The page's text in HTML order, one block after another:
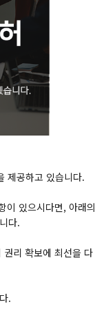
제공하고 있습니다.
이 있으시다면, 아래의
다.
리 확보에 최선을 다
.